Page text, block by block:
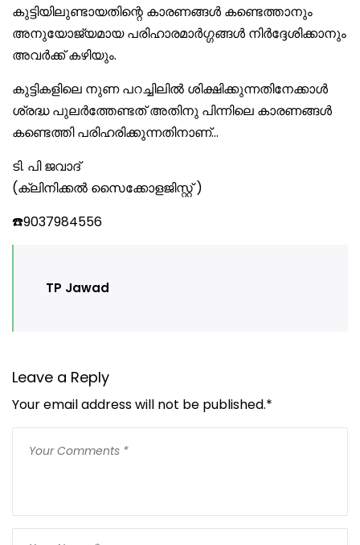
കുട്ടിയിലുണ്ടായതിന്റെ കാരണങ്ങൾ കണ്ടെത്താനും
അനുയോജ്യമായ പരിഹാരമാർഗ്ഗങ്ങൾ നിർദ്ദേശിക്കാനും
അവർക്ക് കഴിയും.
കുട്ടികളിലെ നുണ പറച്ചിലിൽ ശിക്ഷിക്കുന്നതിനേക്കാൾ
ശ്രദ്ധ പുലർത്തേണ്ടത് അതിനു പിന്നിലെ കാരണങ്ങൾ
കണ്ടെത്തി പരിഹരിക്കുന്നതിനാണ്…
ടി. പി ജവാദ്
(ക്ലിനിക്കൽ സൈക്കോളജിസ്റ്റ് )
☎️9037984556
TP Jawad
Leave a Reply
Your email address will not be published.*